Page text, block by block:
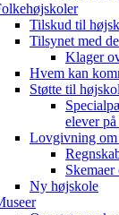
Tilskud til
Tilsynet med
Klager
Hvem kan
Støtte til
elever
Lovgivning
Ny højskole